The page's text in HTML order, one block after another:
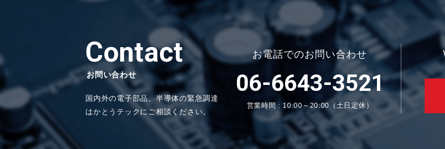
Contact
お問い合わせ
国内外の電子部品、半導体の緊急調達
はかとうテックにご相談ください。
お電話でのお問い合わせ
06-6643-3521
営業時間 : 10:00～20:00（土日定休）